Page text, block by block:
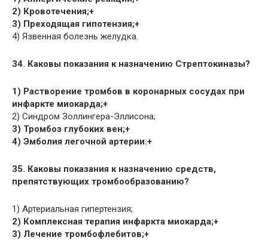
2) Кровотечения;+
3) Преходящая гипотензия;+
4) Язвенная болезнь желудка.
34. Каковы показания к назначению Стрептокиназы?
1) Растворение тромбов в коронарных сосудах при
инфаркте миокарда;+
2) Синдром Золлингера-Эллисона;
3) Тромбоз глубоких вен;+
4) Эмболия легочной артерии.+
35. Каковы показания к назначению средств,
препятствующих тромбообразованию?
1) Артериальная гипертензия;
2) Комплексная терапия инфаркта миокарда;+
3) Лечение тромбофлебитов;+